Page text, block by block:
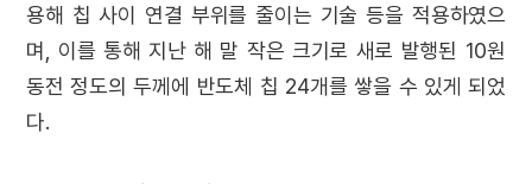
용해 칩 사이 연결 부위를 줄이는 기술 등을 적용하였으
며, 이를 통해 지난 해 말 작은 크기로 새로 발행된 10원
동전 정도의 두께에 반도체 칩 24개를 쌓을 수 있게 되었
다.